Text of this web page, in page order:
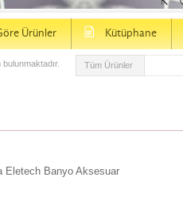
Ürünler Kütüphane
D
Tüm Ürünler
Eletech Banyo Aksesuar